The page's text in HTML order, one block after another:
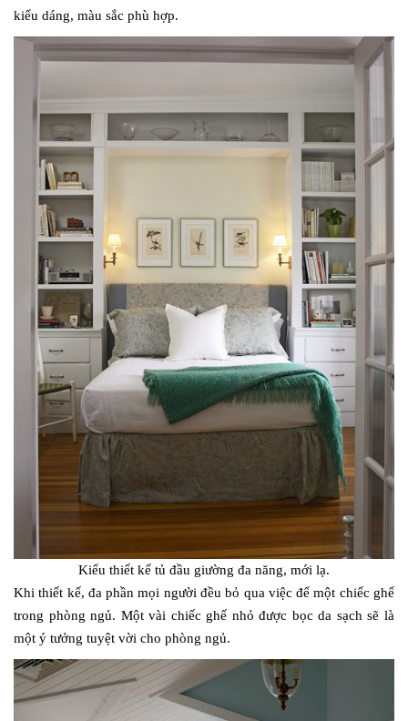
kiểu dáng, màu sắc phù hợp.
Kiểu thiết kế tủ đầu giường đa năng, mới lạ.
Khi thiết kế, đa phần mọi người đều bỏ qua việc để một chiếc ghế
trong phòng ngủ. Một vài chiếc ghế nhỏ được bọc da sạch sẽ là
một ý tưởng tuyệt vời cho phòng ngủ.